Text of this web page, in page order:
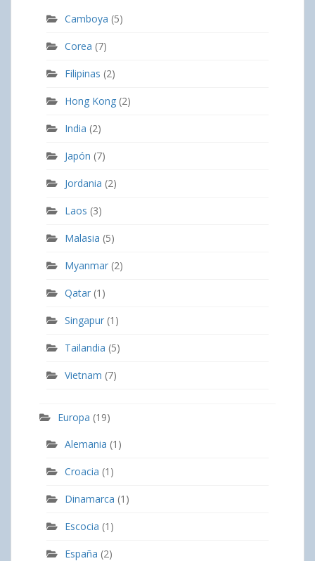
Camboya (5)
Corea (7)
Filipinas (2)
Hong Kong (2)
India (2)
Japón (7)
Jordania (2)
Laos (3)
Malasia (5)
Myanmar (2)
Qatar (1)
Singapur (1)
Tailandia (5)
Vietnam (7)
Europa (19)
Alemania (1)
Croacia (1)
Dinamarca (1)
Escocia (1)
España (2)